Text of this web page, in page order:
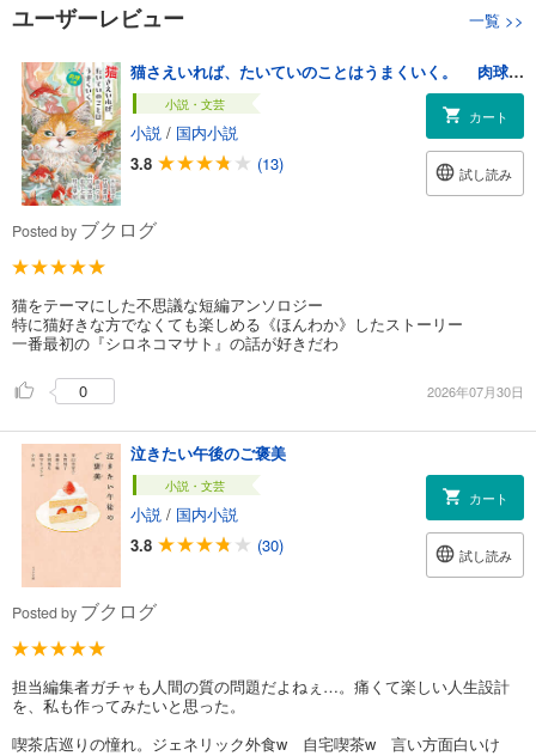
ユーザーレビュー 一覧 >>
猫さえいれば、たいていのことはうまくいく。 肉球の巻
小説・文芸
小説 / 国内小説
3.8
(13)
カート
試し読み
Posted by ブクログ
猫をテーマにした不思議な短編アンソロジー
特に猫好きな方でなくても楽しめる《ほんわか》したストーリー
一番最初の『シロネコマサト』の話が好きだわ
0 2026年07月30日
泣きたい午後のご褒美
小説・文芸
小説 / 国内小説
3.8
(30)
カート
試し読み
Posted by ブクログ
担当編集者ガチャも人間の質の問題だよねぇ…。痛くて楽しい人生設計
を、私も作ってみたいと思った。
喫茶店巡りの憧れ。ジェネリック外食w 自宅喫茶w 言い方面白いけ